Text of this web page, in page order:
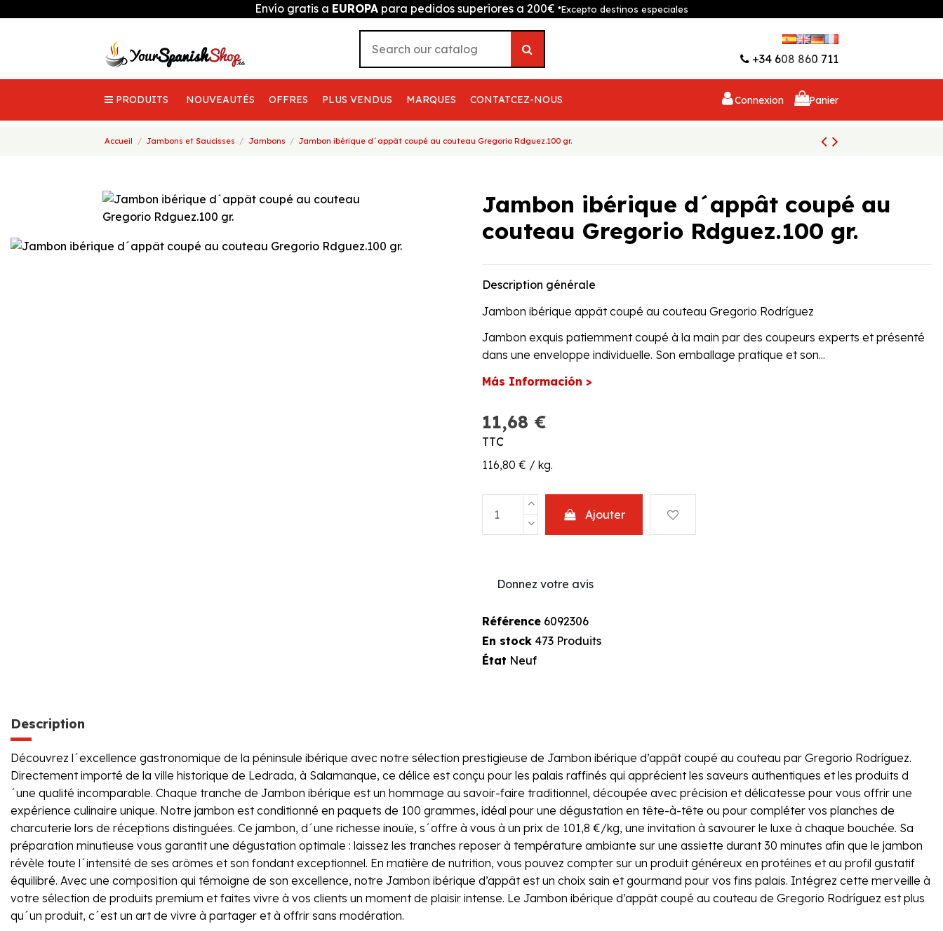
Envío gratis a EUROPA para pedidos superiores a 200€ *Excepto destinos especiales
+34 608 860 711
PRODUITS NOUVEAUTÉS OFFRES PLUS VENDUS MARQUES CONTATCEZ-NOUS Connexion Panier
Accueil Jambons et Saucisses Jambons Jambon ibérique d´appât coupé au couteau Gregorio Rdguez.100 gr.
Jambon ibérique d´appât coupé au
couteau Gregorio Rdguez.100 gr.
Description générale
Jambon ibérique appât coupé au couteau Gregorio Rodríguez
Jambon exquis patiemment coupé à la main par des coupeurs experts et présenté
dans une enveloppe individuelle. Son emballage pratique et son...
Más Información >
11,68 €
TTC
116,80 € / kg.
Ajouter
Donnez votre avis
Référence 6092306
En stock 473 Produits
État Neuf
Description
Découvrez l´excellence gastronomique de la péninsule ibérique avec notre sélection prestigieuse de Jambon ibérique d’appât coupé au couteau par Gregorio Rodríguez.
Directement importé de la ville historique de Ledrada, à Salamanque, ce délice est conçu pour les palais raffinés qui apprécient les saveurs authentiques et les produits d
´une qualité incomparable. Chaque tranche de Jambon ibérique est un hommage au savoir-faire traditionnel, découpée avec précision et délicatesse pour vous offrir une
expérience culinaire unique. Notre jambon est conditionné en paquets de 100 grammes, idéal pour une dégustation en tête-à-tête ou pour compléter vos planches de
charcuterie lors de réceptions distinguées. Ce jambon, d´une richesse inouïe, s´offre à vous à un prix de 101,8 €/kg, une invitation à savourer le luxe à chaque bouchée. Sa
préparation minutieuse vous garantit une dégustation optimale : laissez les tranches reposer à température ambiante sur une assiette durant 30 minutes afin que le jambon
révèle toute l´intensité de ses arômes et son fondant exceptionnel. En matière de nutrition, vous pouvez compter sur un produit généreux en protéines et au profil gustatif
équilibré. Avec une composition qui témoigne de son excellence, notre Jambon ibérique d’appât est un choix sain et gourmand pour vos fins palais. Intégrez cette merveille à
votre sélection de produits premium et faites vivre à vos clients un moment de plaisir intense. Le Jambon ibérique d’appât coupé au couteau de Gregorio Rodríguez est plus
qu´un produit, c´est un art de vivre à partager et à offrir sans modération.